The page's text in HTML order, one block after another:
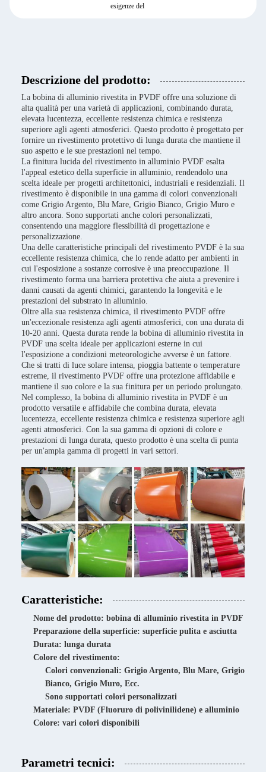
esigenze del
Descrizione del prodotto:
La bobina di alluminio rivestita in PVDF offre una soluzione di
alta qualità per una varietà di applicazioni, combinando durata,
elevata lucentezza, eccellente resistenza chimica e resistenza
superiore agli agenti atmosferici. Questo prodotto è progettato per
fornire un rivestimento protettivo di lunga durata che mantiene il
suo aspetto e le sue prestazioni nel tempo.
La finitura lucida del rivestimento in alluminio PVDF esalta
l'appeal estetico della superficie in alluminio, rendendolo una
scelta ideale per progetti architettonici, industriali e residenziali. Il
rivestimento è disponibile in una gamma di colori convenzionali
come Grigio Argento, Blu Mare, Grigio Bianco, Grigio Muro e
altro ancora. Sono supportati anche colori personalizzati,
consentendo una maggiore flessibilità di progettazione e
personalizzazione.
Una delle caratteristiche principali del rivestimento PVDF è la sua
eccellente resistenza chimica, che lo rende adatto per ambienti in
cui l'esposizione a sostanze corrosive è una preoccupazione. Il
rivestimento forma una barriera protettiva che aiuta a prevenire i
danni causati da agenti chimici, garantendo la longevità e le
prestazioni del substrato in alluminio.
Oltre alla sua resistenza chimica, il rivestimento PVDF offre
un'eccezionale resistenza agli agenti atmosferici, con una durata di
10-20 anni. Questa durata rende la bobina di alluminio rivestita in
PVDF una scelta ideale per applicazioni esterne in cui
l'esposizione a condizioni meteorologiche avverse è un fattore.
Che si tratti di luce solare intensa, pioggia battente o temperature
estreme, il rivestimento PVDF offre una protezione affidabile e
mantiene il suo colore e la sua finitura per un periodo prolungato.
Nel complesso, la bobina di alluminio rivestita in PVDF è un
prodotto versatile e affidabile che combina durata, elevata
lucentezza, eccellente resistenza chimica e resistenza superiore agli
agenti atmosferici. Con la sua gamma di opzioni di colore e
prestazioni di lunga durata, questo prodotto è una scelta di punta
per un'ampia gamma di progetti in vari settori.
Caratteristiche:
Nome del prodotto: bobina di alluminio rivestita in PVDF
Preparazione della superficie: superficie pulita e asciutta
Durata: lunga durata
Colore del rivestimento:
Colori convenzionali: Grigio Argento, Blu Mare, Grigio
Bianco, Grigio Muro, Ecc.
Sono supportati colori personalizzati
Materiale: PVDF (Fluoruro di polivinilidene) e alluminio
Colore: vari colori disponibili
Parametri tecnici: